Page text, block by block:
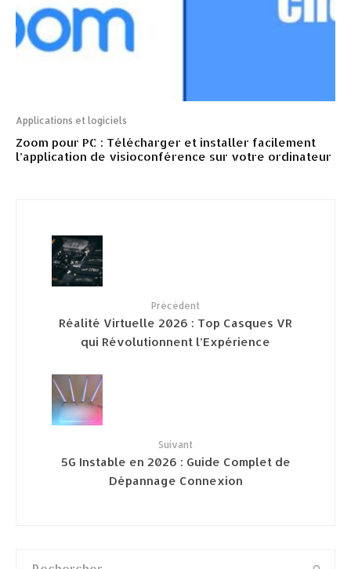
Applications et logiciels
Zoom pour PC : Télécharger et installer facilement
l’application de visioconférence sur votre ordinateur
Précédent
Réalité Virtuelle 2026 : Top Casques VR
qui Révolutionnent l’Expérience
Suivant
5G Instable en 2026 : Guide Complet de
Dépannage Connexion